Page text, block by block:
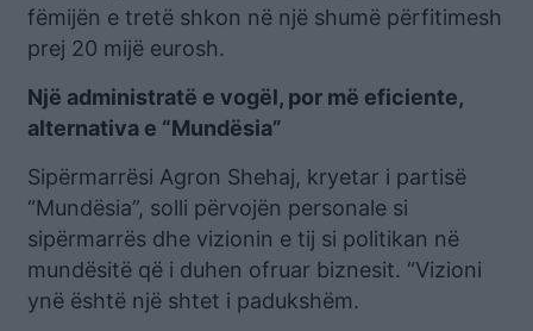
fëmijën e tretë shkon në një shumë përfitimesh
prej 20 mijë eurosh.
Një administratë e vogël, por më eficiente,
alternativa e “Mundësia”
Sipërmarrësi Agron Shehaj, kryetar i partisë
“Mundësia”, solli përvojën personale si
sipërmarrës dhe vizionin e tij si politikan në
mundësitë që i duhen ofruar biznesit. “Vizioni
ynë është një shtet i padukshëm.